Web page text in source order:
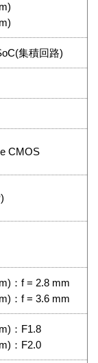
集積回路)
CMOS
：f = 2.8 mm
：f = 3.6 mm
：F1.8
：F2.0